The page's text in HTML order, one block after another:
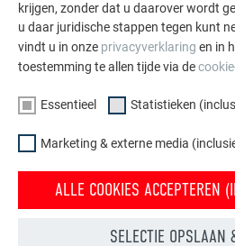
dakbedekking. Al deze producten
krijgen, zonder dat u daarover wordt
u daar juridische stappen tegen kunt
vindt u in onze privacyverklaring en in
toestemming te allen tijde via de
Essentieel Statistieken
Marketing & externe media
ALLE COOKIES ACCEPTEREN
SELECTIE OPSLAAN